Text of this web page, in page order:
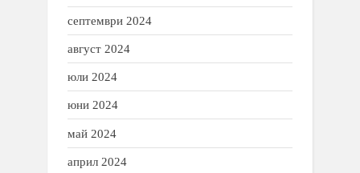
септември 2024
август 2024
юли 2024
юни 2024
май 2024
април 2024